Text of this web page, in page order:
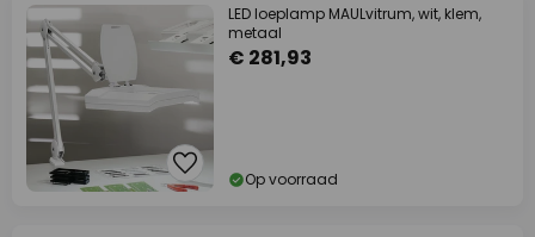
LED loeplamp MAULvitrum, wit, klem,
metaal
€ 281,93
Op voorraad